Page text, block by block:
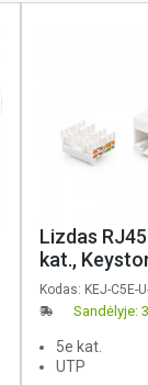
Lizdas
kat.,
įrankio,
Kodas: KEJ-C5E-
Sandėlyje:
5e kat.
UTP